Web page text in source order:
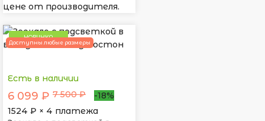
цене от производителя.
НОВИНКА
Доступны любые размеры
Есть в наличии
6 099 ₽ 7 500 ₽
-18%
1524 ₽ × 4 платежа